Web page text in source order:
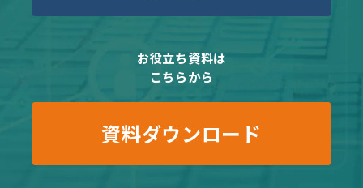
お役立ち資料は
こちらから
資料ダウンロード